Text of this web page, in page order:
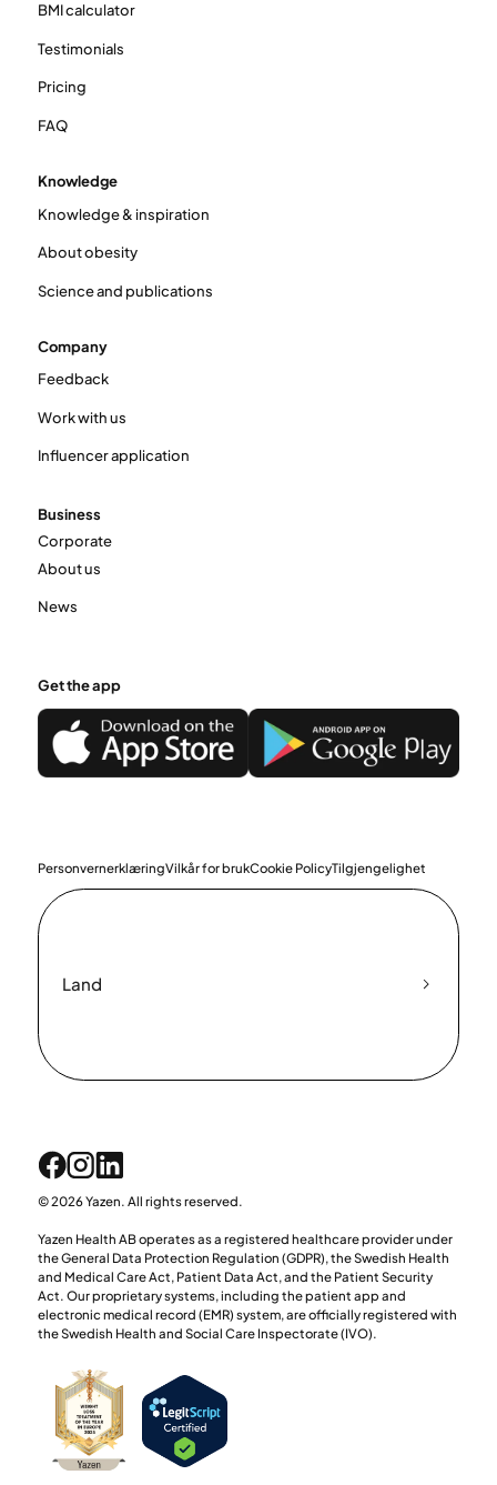
BMI calculator
Testimonials
Pricing
FAQ
Knowledge
Knowledge & inspiration
About obesity
Science and publications
Company
Feedback
Work with us
Influencer application
Business
Corporate
About us
News
Get the app
PersonvernerklæringVilkår for brukCookie PolicyTilgjengelighet
Land
© 2026 Yazen. All rights reserved.
Yazen Health AB operates as a registered healthcare provider under
the General Data Protection Regulation (GDPR), the Swedish Health
and Medical Care Act, Patient Data Act, and the Patient Security
Act. Our proprietary systems, including the patient app and
electronic medical record (EMR) system, are officially registered with
the Swedish Health and Social Care Inspectorate (IVO).